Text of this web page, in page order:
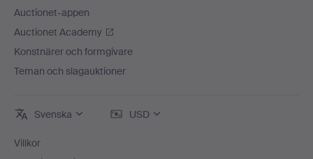
Auctionet-appen
Auctionet Academy
Konstnärer och formgivare
Teman och slagauktioner
Svenska USD
Villkor